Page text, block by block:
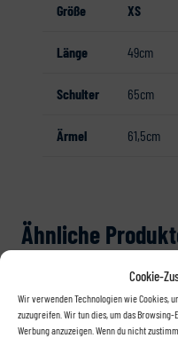
Cookie-
Wir verwenden Technologien wie Cookies,
zuzugreifen. Wir tun dies, um das
Werbung anzuzeigen. Wenn du nicht
Größe XS
Länge 49cm
Schulter 65cm
Ärmel 61,5cm
Ähnliche